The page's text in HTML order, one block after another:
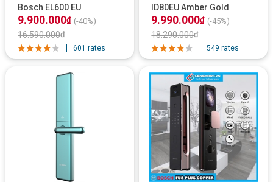
Bosch EL600 EU
9.900.000₫ (-40%)
16.590.000₫
601 rates
ID80EU Amber Gold
9.990.000₫ (-45%)
18.290.000₫
549 rates